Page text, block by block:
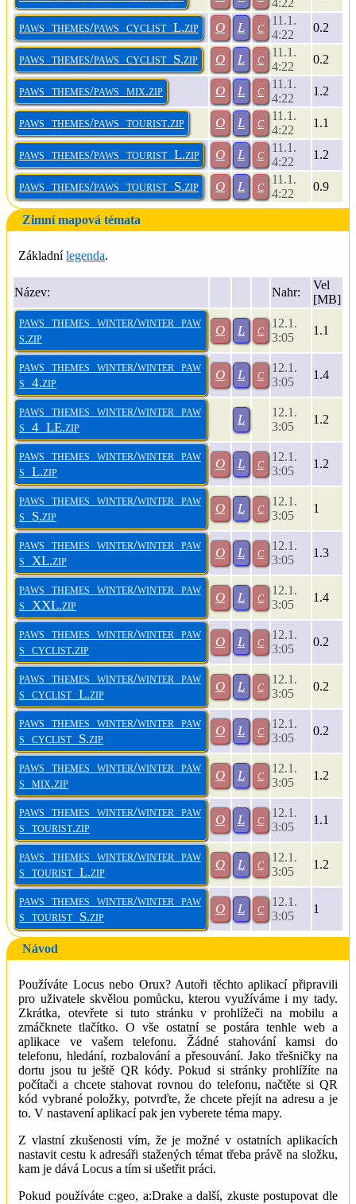
paws_themes/paws_cyclist_L.zip O L c
11.1.
4:22
0.2
paws_themes/paws_cyclist_S.zip O L c
11.1.
4:22
0.2
paws_themes/paws_mix.zip O L c
11.1.
4:22
1.2
paws_themes/paws_tourist.zip O L c
11.1.
4:22
1.1
paws_themes/paws_tourist_L.zip O L c
11.1.
4:22
1.2
paws_themes/paws_tourist_S.zip O L c
11.1.
4:22
0.9
Zimní mapová témata
Základnílegenda.
Název: Nahr:
Vel
[MB]
paws_themes_winter/winter_paw
s.zip
O L c
12.1.
3:05
1.1
paws_themes_winter/winter_paw
s_4.zip
O L c
12.1.
3:05
1.4
paws_themes_winter/winter_paw
s_4_LE.zip
L
12.1.
3:05
1.2
paws_themes_winter/winter_paw
s_L.zip
O L c
12.1.
3:05
1.2
paws_themes_winter/winter_paw
s_S.zip
O L c
12.1.
3:05
1
paws_themes_winter/winter_paw
s_XL.zip
O L c
12.1.
3:05
1.3
paws_themes_winter/winter_paw
s_XXL.zip
O L c
12.1.
3:05
1.4
paws_themes_winter/winter_paw
s_cyclist.zip
O L c
12.1.
3:05
0.2
paws_themes_winter/winter_paw
s_cyclist_L.zip
O L c
12.1.
3:05
0.2
paws_themes_winter/winter_paw
s_cyclist_S.zip
O L c
12.1.
3:05
0.2
paws_themes_winter/winter_paw
s_mix.zip
O L c
12.1.
3:05
1.2
paws_themes_winter/winter_paw
s_tourist.zip
O L c
12.1.
3:05
1.1
paws_themes_winter/winter_paw
s_tourist_L.zip
O L c
12.1.
3:05
1.2
paws_themes_winter/winter_paw
s_tourist_S.zip
O L c
12.1.
3:05
1
Návod
Používáte Locus nebo Orux? Autoři těchto aplikací připravili
pro uživatele skvělou pomůcku, kterou využíváme i my tady.
Zkrátka, otevřete si tuto stránku v prohlížeči na mobilu a
zmáčknete tlačítko. O vše ostatní se postára tenhle web a
aplikace ve vašem telefonu. Žádné stahování kamsi do
telefonu, hledání, rozbalování a přesouvání. Jako třešničky na
dortu jsou tu ještě QR kódy. Pokud si stránky prohlížíte na
počítači a chcete stahovat rovnou do telefonu, načtěte si QR
kód vybrané položky, potvrďte, že chcete přejít na adresu a je
to. V nastavení aplikací pak jen vyberete téma mapy.
Z vlastní zkušenosti vím, že je možné v ostatních aplikacích
nastavit cestu k adresáři stažených témat třeba právě na složku,
kam je dává Locus a tím si ušetřit práci.
Pokud používáte c:geo, a:Drake a další, zkuste postupovat dle